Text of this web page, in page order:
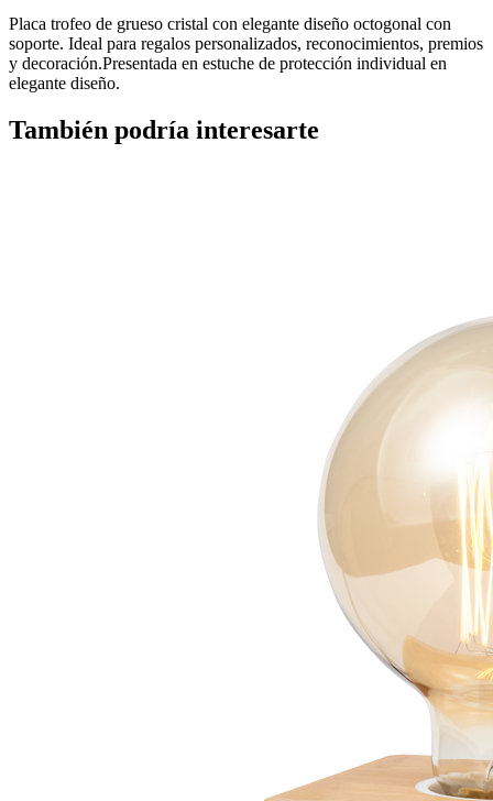
Placa trofeo de grueso cristal con elegante diseño octogonal con
soporte. Ideal para regalos personalizados, reconocimientos, premios
y decoración.Presentada en estuche de protección individual en
elegante diseño.
También podría interesarte